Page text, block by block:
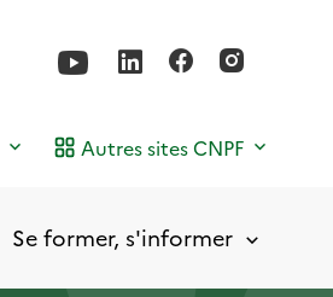
Autres sites CNPF
Se former, s'informer